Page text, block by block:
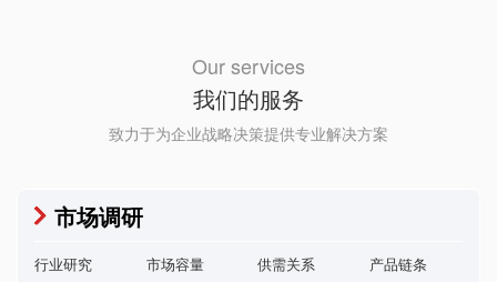
Our services
我们的服务
致力于为企业战略决策提供专业解决方案
市场调研
行业研究
市场容量
供需关系 产品链条